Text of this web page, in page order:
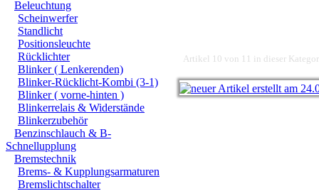
Beleuchtung
Scheinwerfer
Standlicht
Positionsleuchte
Rücklichter
Blinker ( Lenkerenden)
Blinker-Rücklicht-Kombi (3-1)
Blinker ( vorne-hinten )
Blinkerrelais & Widerstände
Blinkerzubehör
Benzinschlauch & B-
Schnellupplung
Bremstechnik
Brems- & Kupplungsarmaturen
Bremslichtschalter
Artikel 10 von 11 in dieser